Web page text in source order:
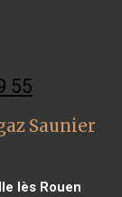
55
Saunier
lès Rouen